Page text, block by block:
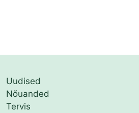
Uudised
Nõuanded
Tervis